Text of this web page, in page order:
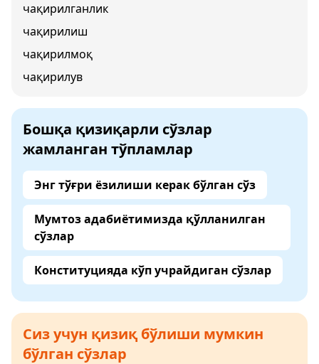
чақирилганлик
чақирилиш
чақирилмоқ
чақирилув
Бошқа қизиқарли сўзлар
жамланган тўпламлар
Энг тўғри ёзилиши керак бўлган сўз
Мумтоз адабиётимизда қўлланилган
сўзлар
Конституцияда кўп учрайдиган сўзлар
Сиз учун қизиқ бўлиши мумкин
бўлган сўзлар